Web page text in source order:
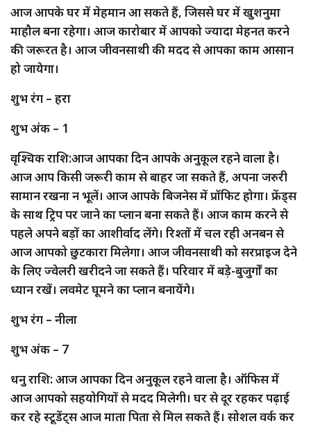
आज आपके घर में मेहमान आ सकते हैं, जिससे घर में खुशनुमा
माहौल बना रहेगा। आज कारोबार में आपको ज्यादा मेहनत करने
की जरूरत है। आज जीवनसाथी की मदद से आपका काम आसान
हो जायेगा।
शुभ रंग – हरा
शुभ अंक – 1
वृश्चिक राशि:आज आपका दिन आपके अनुकूल रहने वाला है।
आज आप किसी जरूरी काम से बाहर जा सकते हैं, अपना जरुरी
सामान रखना न भूलें। आज आपके बिजनेस में प्रॉफिट होगा। फ्रेंड्स
के साथ ट्रिप पर जाने का प्लान बना सकते हैं। आज काम करने से
पहले अपने बड़ों का आशीर्वाद लेंगे। रिश्तों में चल रही अनबन से
आज आपको छुटकारा मिलेगा। आज जीवनसाथी को सरप्राइज देने
के लिए ज्वेलरी खरीदने जा सकते हैं। परिवार में बड़े-बुजुर्गों का
ध्यान रखें। लवमेट घूमने का प्लान बनायेंगे।
शुभ रंग – नीला
शुभ अंक – 7
धनु राशि: आज आपका दिन अनुकूल रहने वाला है। ऑफिस में
आज आपको सहयोगियों से मदद मिलेगी। घर से दूर रहकर पढ़ाई
कर रहे स्टूडेंट्स आज माता पिता से मिल सकते हैं। सोशल वर्क कर